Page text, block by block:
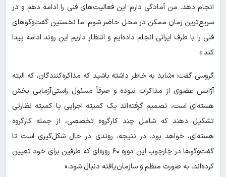
انجام دهد. من آمادگی دارم این فعالیت‌های فنی را ادامه دهم و در
سریع‌ترین زمان ممکن در محل حاضر شوم. ما نخستین گفت‌وگوهای
فنی را با طرف ایرانی انجام داده‌ایم و انتظار داریم این روند ادامه پیدا
کند.»
گروسی گفت: «شاید به خاطر داشته باشید که مذاکره‌کنندگان، که البته
آژانس عضوی از مذاکرات نبوده و صرفاً مسئول راستی‌آزمایی بخش
هسته‌ای است، تصمیم گرفته‌اند یک کمیته اجرایی یا کمیته نظارتی
تشکیل دهند که شامل چند کارگروه تخصصی، از جمله کارگروه
هسته‌ای، خواهد بود. در نتیجه، روندی در حال شکل‌گیری است تا
گفت‌وگوها در چارچوب این دوره ۶۰ روزه‌ای که طرفین برای خود تعیین
کرده‌اند، به صورت منظم و سازمان‌یافته دنبال شود.»